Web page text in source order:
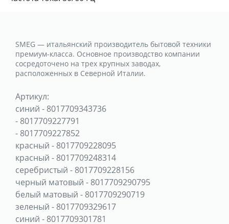
SMEG — итальянский производитель бытовой техники
премиум-класса. Основное производство компании
сосредоточено на трех крупных заводах,
расположенных в Северной Италии.
Артикул:
синий - 8017709343736
- 8017709227791
- 8017709227852
красный - 8017709228095
красный - 8017709248314
серебристый - 8017709228156
черный матовый - 8017709290795
белый матовый - 8017709290719
зеленый - 8017709329617
синий - 8017709301781